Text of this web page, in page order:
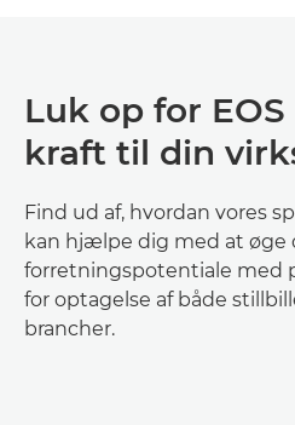
Luk op for
kraft til din
Find ud af, hvordan vores
kan hjælpe dig med at øge
forretningspotentiale med
for optagelse af både
brancher.